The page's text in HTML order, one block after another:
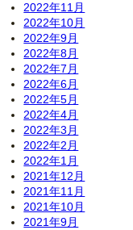
2022年11月
2022年10月
2022年9月
2022年8月
2022年7月
2022年6月
2022年5月
2022年4月
2022年3月
2022年2月
2022年1月
2021年12月
2021年11月
2021年10月
2021年9月